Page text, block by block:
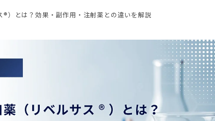
®）とは？効果・副作用・注射薬との違いを解説